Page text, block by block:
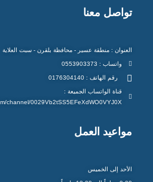
تواصل معنا
العنوان : منطقة عسير - محافظة بلقرن - سبت العلاية
واتساب : 0553903373
رقم الهاتف : 0176304140
قناة الواتساب الجميعة :
channel/0029Vb2tSS5EFeXdWO0VYJ0X
مواعيد العمل
الأحد إلى الخميس